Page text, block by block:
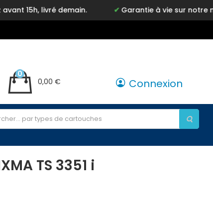
demain. Garantie à vie sur notre marque Inkyz
0,00 €
0
Connexion
TS 3351 i